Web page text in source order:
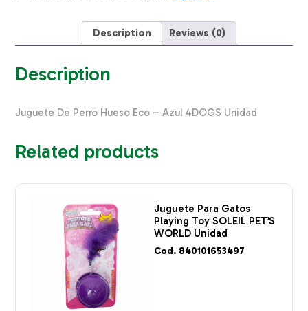
Description Reviews (0)
Description
Juguete De Perro Hueso Eco – Azul 4DOGS Unidad
Related products
Juguete Para Gatos
Playing Toy SOLEIL PET’S
WORLD Unidad
Cod. 840101653497